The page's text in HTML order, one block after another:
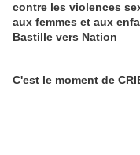
contre les violences
aux femmes et aux
Bastille vers Nation
C'est le moment de